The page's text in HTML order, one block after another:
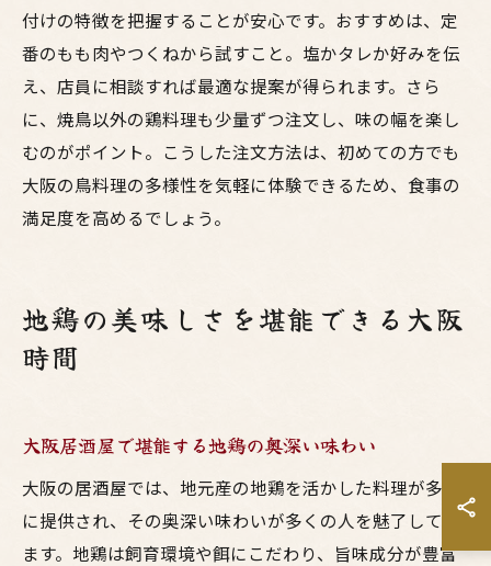
付けの特徴を把握することが安心です。おすすめは、定
番のもも肉やつくねから試すこと。塩かタレか好みを伝
え、店員に相談すれば最適な提案が得られます。さら
に、焼鳥以外の鶏料理も少量ずつ注文し、味の幅を楽し
むのがポイント。こうした注文方法は、初めての方でも
大阪の鳥料理の多様性を気軽に体験できるため、食事の
満足度を高めるでしょう。
地鶏の美味しさを堪能できる大阪
時間
大阪居酒屋で堪能する地鶏の奥深い味わい
大阪の居酒屋では、地元産の地鶏を活かした料理が多彩
に提供され、その奥深い味わいが多くの人を魅了してい
ます。地鶏は飼育環境や餌にこだわり、旨味成分が豊富